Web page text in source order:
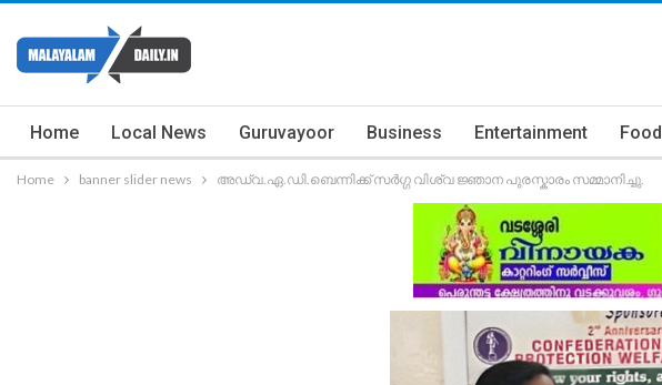
Home Local News Guruvayoor Business Entertainment Food
Home banner slider news അഡ്വ.ഏ.ഡി.ബെന്നിക്ക് സർഗ്ഗ വിശ്വ ജ്ഞാന പുരസ്കാരം സമ്മാനിച്ചു.